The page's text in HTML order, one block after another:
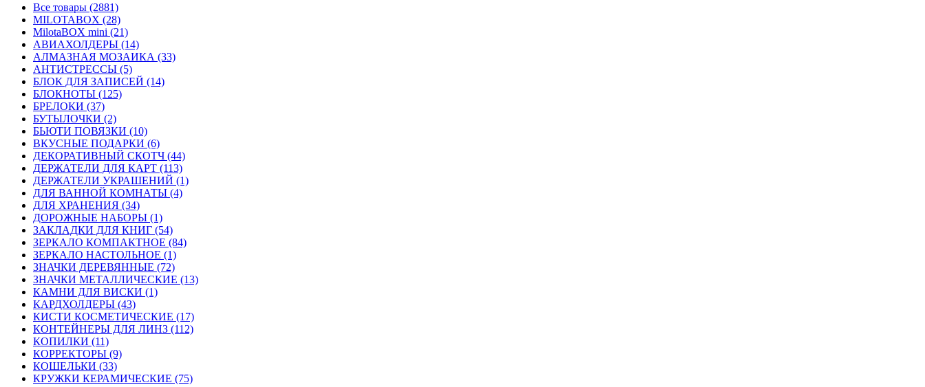
Все товары (2881)
MILOTABOX (28)
MilotaBOX mini (21)
АВИАХОЛДЕРЫ (14)
АЛМАЗНАЯ МОЗАИКА (33)
АНТИСТРЕССЫ (5)
БЛОК ДЛЯ ЗАПИСЕЙ (14)
БЛОКНОТЫ (125)
БРЕЛОКИ (37)
БУТЫЛОЧКИ (2)
БЬЮТИ ПОВЯЗКИ (10)
ВКУСНЫЕ ПОДАРКИ (6)
ДЕКОРАТИВНЫЙ СКОТЧ (44)
ДЕРЖАТЕЛИ ДЛЯ КАРТ (113)
ДЕРЖАТЕЛИ УКРАШЕНИЙ (1)
ДЛЯ ВАННОЙ КОМНАТЫ (4)
ДЛЯ ХРАНЕНИЯ (34)
ДОРОЖНЫЕ НАБОРЫ (1)
ЗАКЛАДКИ ДЛЯ КНИГ (54)
ЗЕРКАЛО КОМПАКТНОЕ (84)
ЗЕРКАЛО НАСТОЛЬНОЕ (1)
ЗНАЧКИ ДЕРЕВЯННЫЕ (72)
ЗНАЧКИ МЕТАЛЛИЧЕСКИЕ (13)
КАМНИ ДЛЯ ВИСКИ (1)
КАРДХОЛДЕРЫ (43)
КИСТИ КОСМЕТИЧЕСКИЕ (17)
КОНТЕЙНЕРЫ ДЛЯ ЛИНЗ (112)
КОПИЛКИ (11)
КОРРЕКТОРЫ (9)
КОШЕЛЬКИ (33)
КРУЖКИ КЕРАМИЧЕСКИЕ (75)